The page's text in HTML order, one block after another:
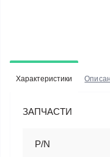
Характеристики
ЗАПЧАСТИ
P/N